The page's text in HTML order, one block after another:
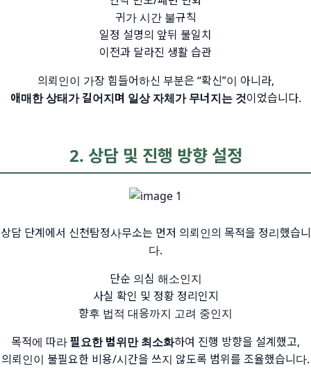
귀가 시간 불규칙
일정 설명의 앞뒤 불일치
이전과 달라진 생활 습관
의뢰인이 가장 힘들어하신 부분은 “확신”이 아니라,
애매한 상태가 길어지며 일상 자체가 무너지는 것이었습니다.
2. 상담 및 진행 방향 설정
상담 단계에서 신천탐정사무소는 먼저 의뢰인의 목적을 정리했습니
다.
단순 의심 해소인지
사실 확인 및 정황 정리인지
향후 법적 대응까지 고려 중인지
목적에 따라필요한 범위만 최소화하여 진행 방향을 설계했고,
의뢰인이 불필요한 비용/시간을 쓰지 않도록 범위를 조율했습니다.